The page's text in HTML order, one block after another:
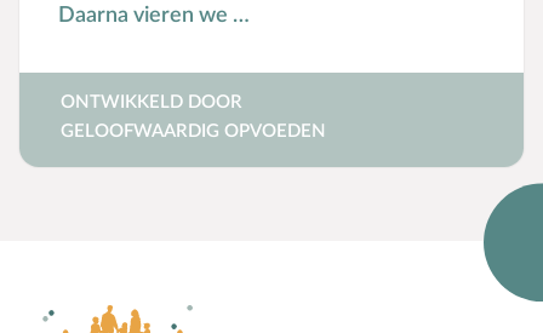
Daarna vieren we …
ONTWIKKELD DOOR
GELOOFWAARDIG OPVOEDEN